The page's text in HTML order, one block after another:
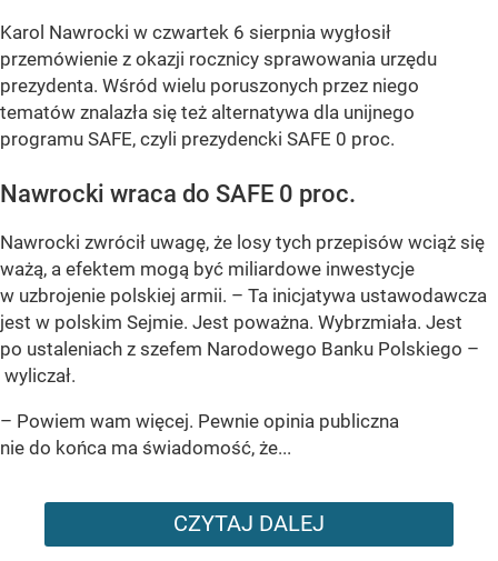
Karol Nawrocki w czwartek 6 sierpnia wygłosił
przemówienie z okazji rocznicy sprawowania urzędu
prezydenta. Wśród wielu poruszonych przez niego
tematów znalazła się też alternatywa dla unijnego
programu SAFE, czyli prezydencki SAFE 0 proc.
Nawrocki wraca do SAFE 0 proc.
Nawrocki zwrócił uwagę, że losy tych przepisów wciąż się
ważą, a efektem mogą być miliardowe inwestycje
w uzbrojenie polskiej armii. – Ta inicjatywa ustawodawcza
jest w polskim Sejmie. Jest poważna. Wybrzmiała. Jest
po ustaleniach z szefem Narodowego Banku Polskiego –
wyliczał.
– Powiem wam więcej. Pewnie opinia publiczna
nie do końca ma świadomość, że...
CZYTAJ DALEJ